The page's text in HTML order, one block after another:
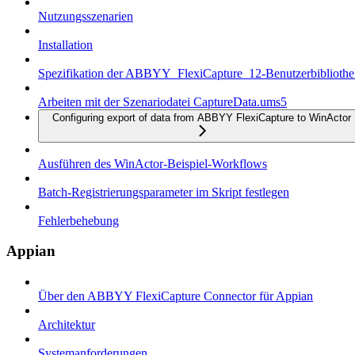
Nutzungsszenarien
Installation
Spezifikation der ABBYY_FlexiCapture_12-
Arbeiten mit der Szenariodatei CaptureData.ums5
Configuring export of data from ABBYY FlexiCapture to WinActor
Ausführen des WinActor-Beispiel-Workflows
Batch-Registrierungsparameter im Skript festlegen
Fehlerbehebung
Appian
Über den ABBYY FlexiCapture Connector für Appian
Architektur